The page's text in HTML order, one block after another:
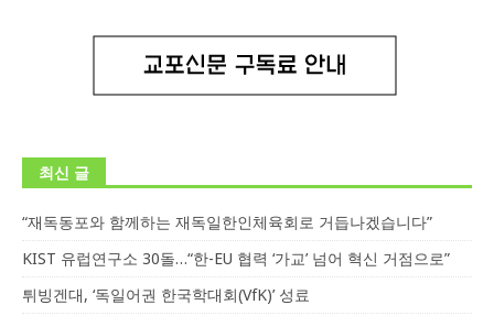
최신 글
“재독동포와 함께하는 재독일한인체육회로 거듭나겠습니다”
KIST 유럽연구소 30돌…“한-EU 협력 ‘가교’ 넘어 혁신 거점으로”
튀빙겐대, ‘독일어권 한국학대회(VfK)’ 성료